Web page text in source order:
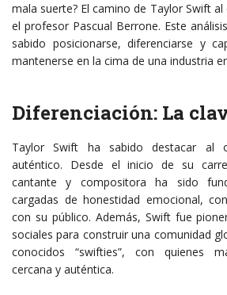
mala suerte? El camino de Taylor Swift
el profesor Pascual Berrone. Este
sabido posicionarse, diferenciarse y
mantenerse en la cima de una industria
Diferenciación: La
Taylor Swift ha sabido destacar al
auténtico. Desde el inicio de su
cantante y compositora ha sido
cargadas de honestidad emocional,
con su público. Además, Swift fue
sociales para construir una comunidad
conocidos “swifties”, con quienes
cercana y auténtica.